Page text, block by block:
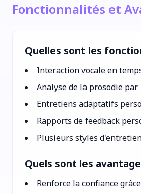
Fonctionnalités et
Quelles sont les
Interaction vocale en
Analyse de la prosodie
Entretiens adaptatifs
Rapports de feedback
Plusieurs styles
Quels sont les
Renforce la confiance